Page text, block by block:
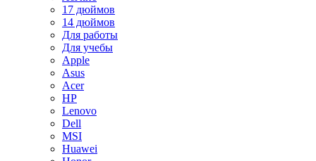
17 дюймов
14 дюймов
Для работы
Для учебы
Apple
Asus
Acer
HP
Lenovo
Dell
MSI
Huawei